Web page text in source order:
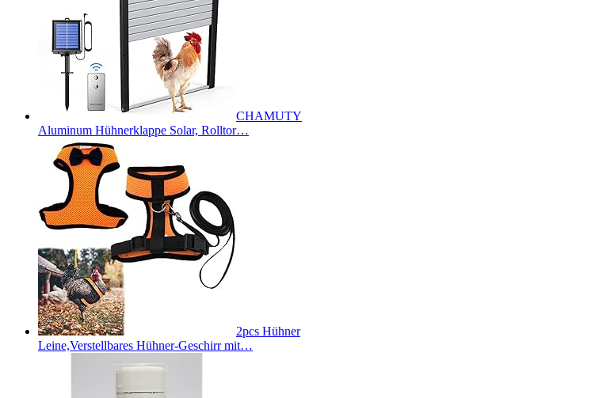
CHAMUTY
Aluminum Hühnerklappe Solar, Rolltor…
2pcs Hühner
Leine,Verstellbares Hühner-Geschirr mit…